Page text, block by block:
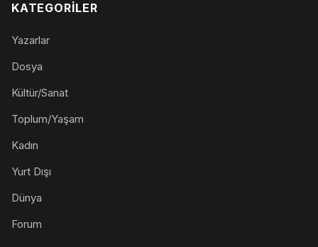
KATEGORILER
Yazarlar
Dosya
Kültür/Sanat
Toplum/Yaşam
Kadın
Yurt Dışı
Dünya
Forum